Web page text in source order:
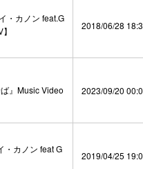
・カノン feat.G
2018/06/28
』Music Video 2023/09/20
・カノン feat G
2019/04/25